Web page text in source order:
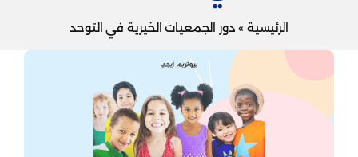
الرئيسية » دور الجمعيات الخيرية في التوحد